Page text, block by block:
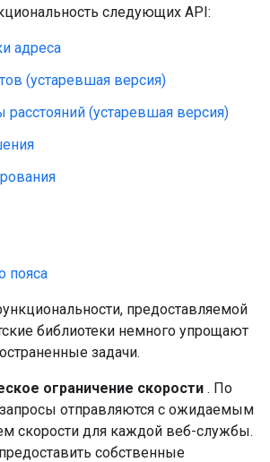
следующих API:
адреса
(устаревшая версия)
расстояний (устаревшая версия)
пояса
предоставляемой
библиотеки немного упрощают
задачи.
ограничение скорости . По
отправляются с ожидаемым
скорости для каждой веб-службы.
собственные